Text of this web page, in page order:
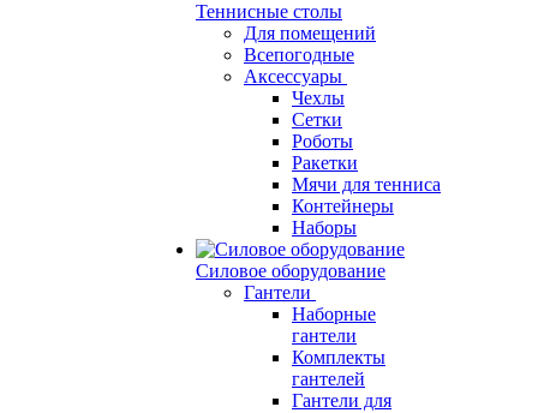
Теннисные столы
Для помещений
Всепогодные
Аксессуары
Чехлы
Сетки
Роботы
Ракетки
Мячи для тенниса
Контейнеры
Наборы
Силовое оборудование
Гантели
Наборные
гантели
Комплекты
гантелей
Гантели для